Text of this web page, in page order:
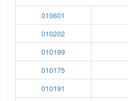
010601
010202
010199
010175
010191